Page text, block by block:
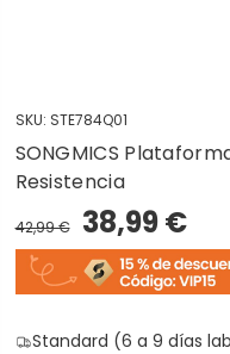
SKU: STE784Q01
SONGMICS
Resistencia
42,99 € 38,99 €
Standard (6 a 9 días